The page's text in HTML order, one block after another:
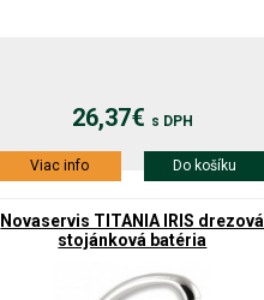
26,37€ s DPH
Viac info Do košíku
Novaservis TITANIA IRIS drezová
stojánková batéria